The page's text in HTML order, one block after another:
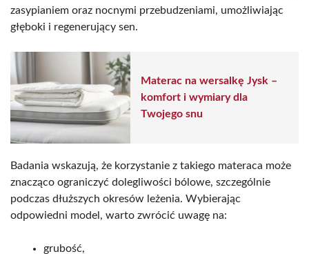
zasypianiem oraz nocnymi przebudzeniami, umożliwiając
głęboki i regenerujący sen.
Materac na wersalkę Jysk –
komfort i wymiary dla
Twojego snu
Badania wskazują, że korzystanie z takiego materaca może
znacząco ograniczyć dolegliwości bólowe, szczególnie
podczas dłuższych okresów leżenia. Wybierając
odpowiedni model, warto zwrócić uwagę na:
grubość,